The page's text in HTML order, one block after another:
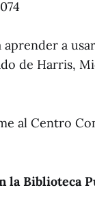
a
de Harris,
al Centro
la Biblioteca